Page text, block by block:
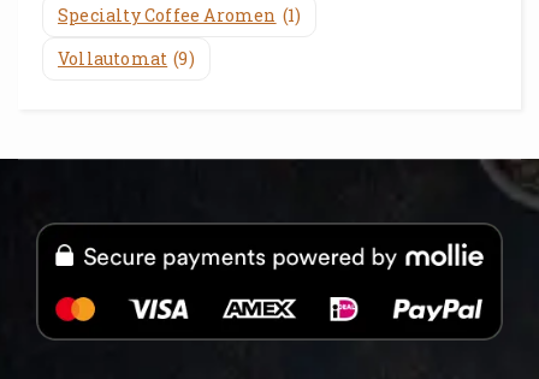
Specialty Coffee Aromen (1)
Vollautomat (9)